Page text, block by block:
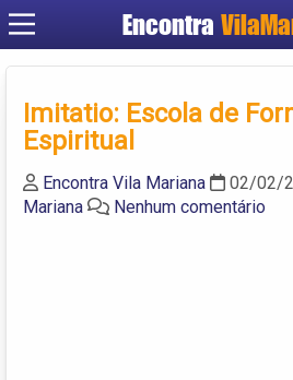
Encontra
Criar
Imitatio: Escola de
Espiritual
Encontra Vila Mariana 02/02/
Mariana
Nenhum comentário